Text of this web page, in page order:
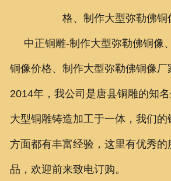
格、制作大型弥勒佛铜
中正铜雕-制作大型弥勒佛铜像
铜像价格、制作大型弥勒佛铜像厂
2014年，我公司是唐县铜雕的知
大型铜雕铸造加工于一体，我们
方面都有丰富经验，这里有优秀
品，欢迎前来致电订购。